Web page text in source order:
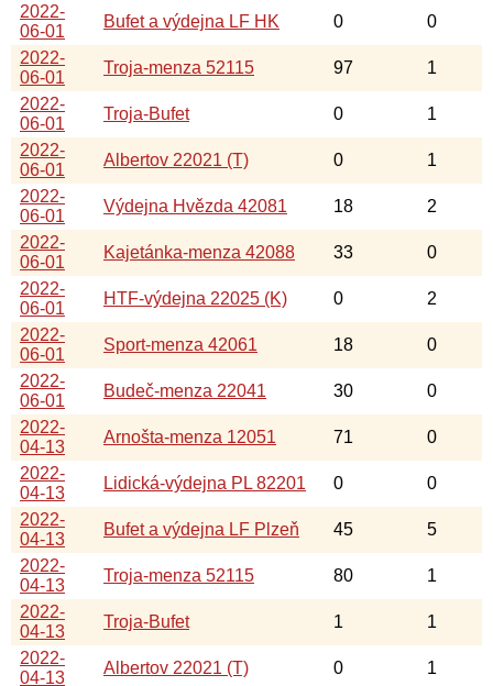
2022-
06-01
Bufet a výdejna LF HK 0
0
2022-
06-01
Troja-menza 52115 97
1
2022-
06-01
Troja-Bufet 0
1
2022-
06-01
Albertov 22021 (T) 0
1
2022-
06-01
Výdejna Hvězda 42081 18
2
2022-
06-01
Kajetánka-menza 42088 33
0
2022-
06-01
HTF-výdejna 22025 (K) 0
2
2022-
06-01
Sport-menza 42061 18
0
2022-
06-01
Budeč-menza 22041 30
0
2022-
04-13
Arnošta-menza 12051 71
0
2022-
04-13
Lidická-výdejna PL 82201 0
0
2022-
04-13
Bufet a výdejna LF Plzeň 45
5
2022-
04-13
Troja-menza 52115 80
1
2022-
04-13
Troja-Bufet 1
1
2022-
04-13
Albertov 22021 (T) 0
1